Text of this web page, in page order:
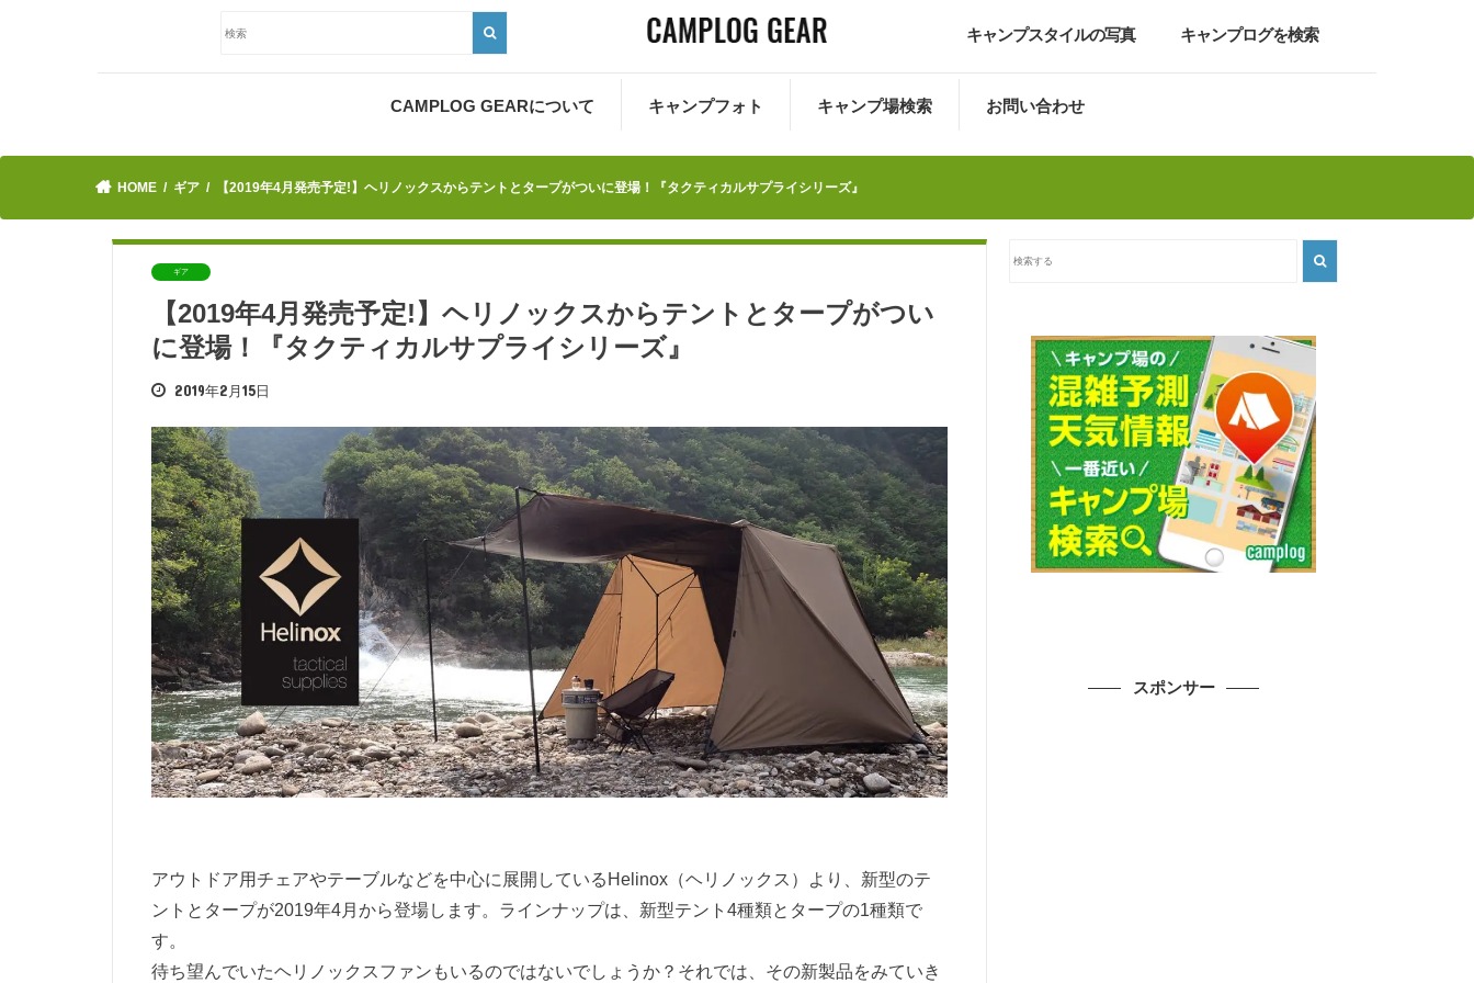
キャンプスタイルの写真 キャンプログを検索
CAMPLOG GEARについて キャンプフォト キャンプ場検索 お問い合わせ
HOME ギア 【2019年4月発売予定!】ヘリノックスからテントとタープがついに登場！『タクティカルサプライシリーズ』
ギア
【2019年4月発売予定!】ヘリノックスからテントとタープがつい
に登場！『タクティカルサプライシリーズ』
2019年2月15日
アウトドア用チェアやテーブルなどを中心に展開しているHelinox（ヘリノックス）より、新型のテ
ントとタープが2019年4月から登場します。ラインナップは、新型テント4種類とタープの1種類で
す。
待ち望んでいたヘリノックスファンもいるのではないでしょうか？それでは、その新製品をみていき
スポンサー